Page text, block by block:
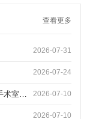
查看更多
2026-07-31
2026-07-24
浙江大学眼科医院（浙大二院眼科中心）招聘手术室护士、导医 2026-07-10
2026-07-10